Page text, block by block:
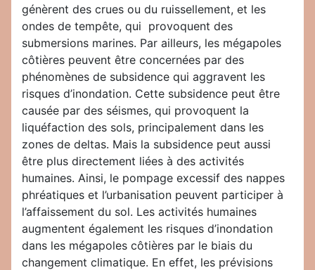
génèrent des crues ou du ruissellement, et les
ondes de tempête, qui provoquent des
submersions marines. Par ailleurs, les mégapoles
côtières peuvent être concernées par des
phénomènes de subsidence qui aggravent les
risques d’inondation. Cette subsidence peut être
causée par des séismes, qui provoquent la
liquéfaction des sols, principalement dans les
zones de deltas. Mais la subsidence peut aussi
être plus directement liées à des activités
humaines. Ainsi, le pompage excessif des nappes
phréatiques et l’urbanisation peuvent participer à
l’affaissement du sol. Les activités humaines
augmentent également les risques d’inondation
dans les mégapoles côtières par le biais du
changement climatique. En effet, les prévisions